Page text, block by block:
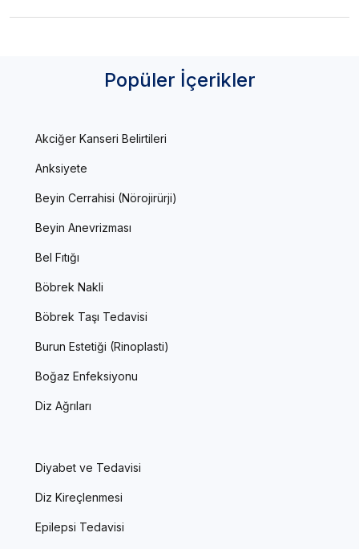
Popüler İçerikler
Akciğer Kanseri Belirtileri
Anksiyete
Beyin Cerrahisi (Nörojirürji)
Beyin Anevrizması
Bel Fıtığı
Böbrek Nakli
Böbrek Taşı Tedavisi
Burun Estetiği (Rinoplasti)
Boğaz Enfeksiyonu
Diz Ağrıları
Diyabet ve Tedavisi
Diz Kireçlenmesi
Epilepsi Tedavisi